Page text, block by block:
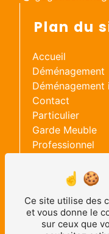
Plan du
Accueil
Déménagement
Contact
Particulier
Garde Meuble
Professionnel
Nos
Déménagement
Ce site utilise des
et vous donne le
sur ceux que